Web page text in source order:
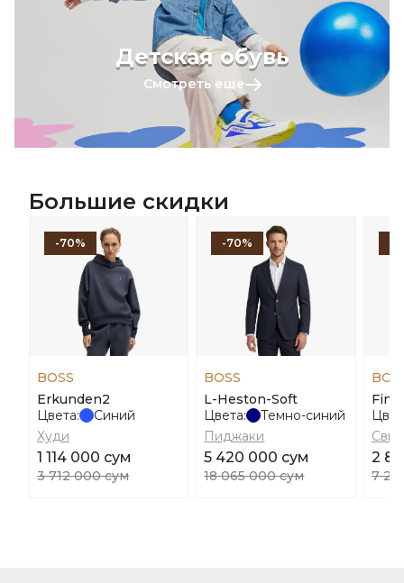
Детская обувь
Смотреть еще
Большие скидки
-70%
BOSS
Erkunden2
Цвета:
Синий
Худи
1 114 000 сум
3 712 000 сум
-70%
BOSS
L-Heston-Soft
Цвета:
Темно-синий
Пиджаки
5 420 000 сум
18 065 000 сум
Finfi
2
7